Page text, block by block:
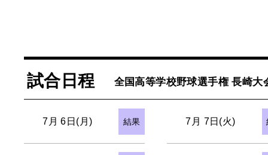
試合日程 全国高等学校野球選手権 長崎大
7月 6日(月) 結果 7月 7日(火)